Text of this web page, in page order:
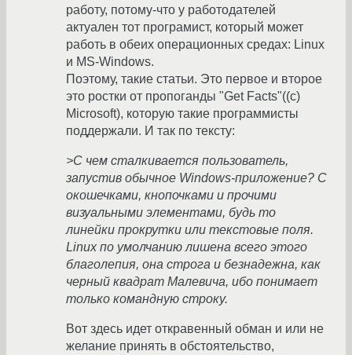
работу, потому-что у работодателей
актуален тот програмист, который может
работь в обеих операционных средах: Linux
и MS-Windows.
Поэтому, такие статьи. Это первое и второе
это ростки от пропоганды "Get Facts"((c)
Microsoft), которую такие программисты
поддержали. И так по тексту:
>С чем сталкивается пользователь,
запустив обычное Windows-приложение? С
окошечками, кнопочками и прочими
визуальными элементами, будь то
линейки прокрутки или текстовые поля.
Linux по умолчанию лишена всего этого
благолепия, она строга и безнадежна, как
черный квадрат Малевича, ибо понимает
только командную строку.
Вот здесь идет откравенный обман и или не
желание принять в обстоятельство,